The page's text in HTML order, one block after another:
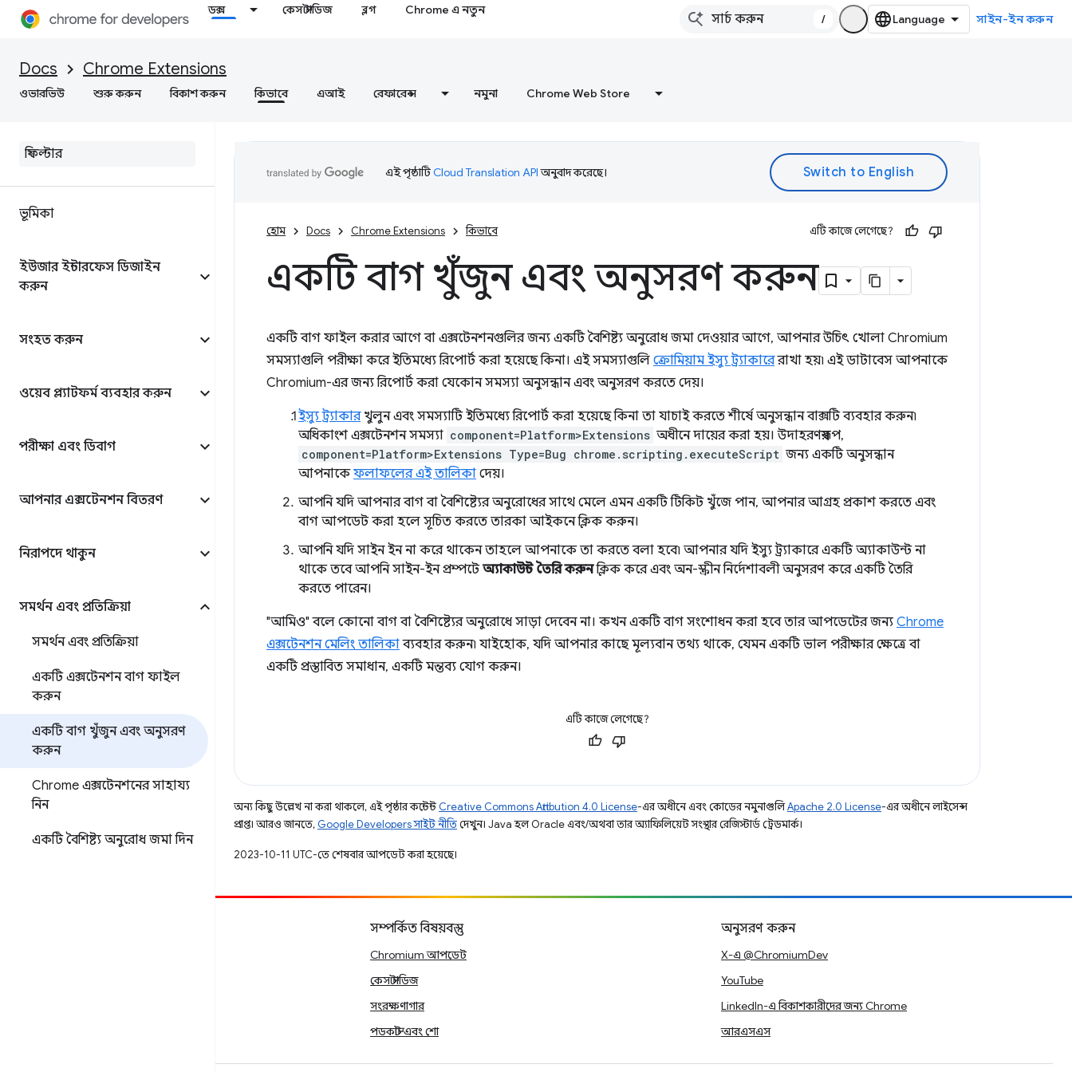
ডক্স কেস স্টাডিজ ব্লগ Chrome এ নতুন
/ সাইন-ইন করুন
Docs Chrome Extensions
ওভারভিউ শুরু করুন বিকাশ করুন কিভাবে এআই রেফারেন্স নমুনা Chrome Web Store
ভূমিকা
ইউজার ইন্টারফেস ডিজাইন
করুন
সংহত করুন
ওয়েব প্ল্যাটফর্ম ব্যবহার করুন
পরীক্ষা এবং ডিবাগ
আপনার এক্সটেনশন বিতরণ
নিরাপদে থাকুন
সমর্থন এবং প্রতিক্রিয়া
সমর্থন এবং প্রতিক্রিয়া
একটি এক্সটেনশন বাগ ফাইল
করুন
একটি বাগ খুঁজুন এবং অনুসরণ
করুন
Chrome এক্সটেনশনের সাহায্য
নিন
একটি বৈশিষ্ট্য অনুরোধ জমা দিন
এই পৃষ্ঠাটিCloud Translation APIঅনুবাদ করেছে।
হোম Docs Chrome Extensions কিভাবে এটি কাজে লেগেছে?
একটি বাগ খুঁজুন এবং অনুসরণ করুন
একটি বাগ ফাইল করার আগে বা এক্সটেনশনগুলির জন্য একটি বৈশিষ্ট্য অনুরোধ জমা দেওয়ার আগে, আপনার উচিৎ খোলা Chromium
সমস্যাগুলি পরীক্ষা করে ইতিমধ্যে রিপোর্ট করা হয়েছে কিনা। এই সমস্যাগুলি ক্রোমিয়াম ইস্যু ট্র্যাকারেরাখা হয়৷ এই ডাটাবেস আপনাকে
Chromium-এর জন্য রিপোর্ট করা যেকোন সমস্যা অনুসন্ধান এবং অনুসরণ করতে দেয়।
ইস্যু ট্র্যাকারখুলুন এবং সমস্যাটি ইতিমধ্যে রিপোর্ট করা হয়েছে কিনা তা যাচাই করতে শীর্ষে অনুসন্ধান বাক্সটি ব্যবহার করুন৷
অধিকাংশ এক্সটেনশন সমস্যা component=Platform>Extensions অধীনে দায়ের করা হয়। উদাহরণস্বরূপ,
component=Platform>Extensions Type=Bug chrome.scripting.executeScript জন্য একটি অনুসন্ধান
আপনাকেফলাফলের এই তালিকা দেয়।
আপনি যদি আপনার বাগ বা বৈশিষ্ট্যের অনুরোধের সাথে মেলে এমন একটি টিকিট খুঁজে পান, আপনার আগ্রহ প্রকাশ করতে এবং
বাগ আপডেট করা হলে সূচিত করতে তারকা আইকনে ক্লিক করুন।
আপনি যদি সাইন ইন না করে থাকেন তাহলে আপনাকে তা করতে বলা হবে৷ আপনার যদি ইস্যু ট্র্যাকারে একটি অ্যাকাউন্ট না
থাকে তবে আপনি সাইন-ইন প্রম্পটেঅ্যাকাউন্ট তৈরি করুনক্লিক করে এবং অন-স্ক্রীন নির্দেশাবলী অনুসরণ করে একটি তৈরি
করতে পারেন।
"আমিও" বলে কোনো বাগ বা বৈশিষ্ট্যের অনুরোধে সাড়া দেবেন না। কখন একটি বাগ সংশোধন করা হবে তার আপডেটের জন্য Chrome
এক্সটেনশন মেলিং তালিকাব্যবহার করুন৷ যাইহোক, যদি আপনার কাছে মূল্যবান তথ্য থাকে, যেমন একটি ভাল পরীক্ষার ক্ষেত্রে বা
একটি প্রস্তাবিত সমাধান, একটি মন্তব্য যোগ করুন।
এটি কাজে লেগেছে?
অন্য কিছু উল্লেখ না করা থাকলে, এই পৃষ্ঠার কন্টেন্ট Creative Commons Attribution 4.0 License-এর অধীনে এবং কোডের নমুনাগুলিApache 2.0 License-এর অধীনে লাইসেন্স
প্রাপ্ত। আরও জানতে, Google Developers সাইট নীতিদেখুন। Java হল Oracle এবং/অথবা তার অ্যাফিলিয়েট সংস্থার রেজিস্টার্ড ট্রেডমার্ক।
2023-10-11 UTC-তে শেষবার আপডেট করা হয়েছে।
সম্পর্কিত বিষয়বস্তু
Chromium আপডেট
কেস স্টাডিজ
সংরক্ষণাগার
পডকাস্ট এবং শো
অনুসরণ করুন
X-এ @ChromiumDev
YouTube
LinkedIn-এ বিকাশকারীদের জন্য Chrome
আরএসএস